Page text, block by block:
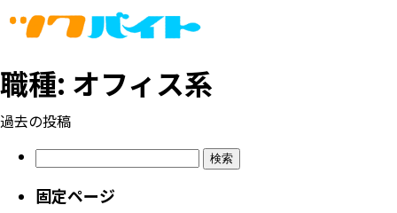
職種: オフィス系
投
過去の投稿
検
固定ページ